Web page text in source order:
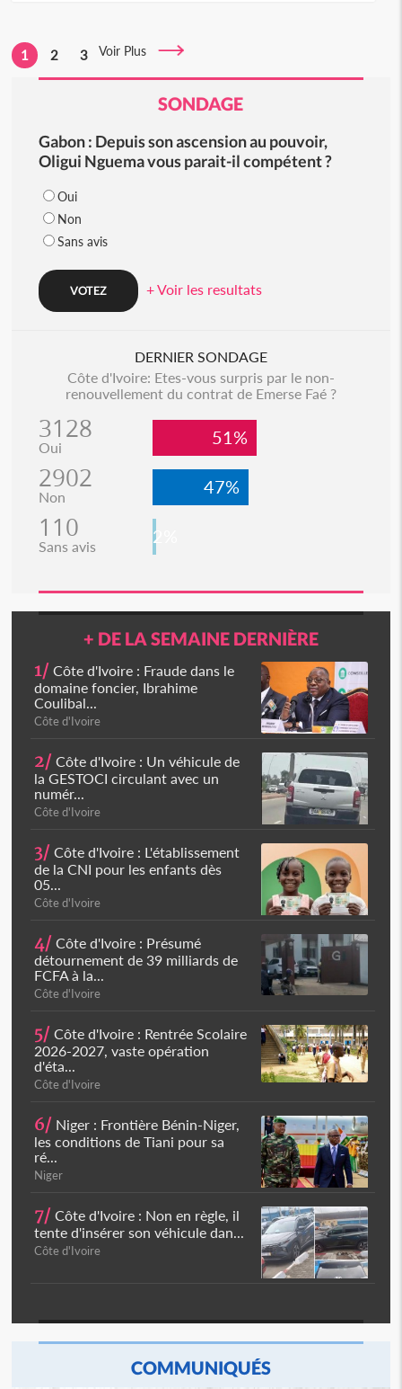
1 2 3 Voir Plus
SONDAGE
Gabon : Depuis son ascension au pouvoir,
Oligui Nguema vous parait-il compétent ?
Oui
Non
Sans avis
+ Voir les resultats
DERNIER SONDAGE
Côte d'Ivoire: Etes-vous surpris par le non-
renouvellement du contrat de Emerse Faé ?
3128
Oui 51%
2902
Non 47%
110
Sans avis 2%
+ DE LA SEMAINE DERNIÈRE
1/ Côte d'Ivoire : Fraude dans le
domaine foncier, Ibrahime
Coulibal...
Côte d'Ivoire
2/ Côte d'Ivoire : Un véhicule de
la GESTOCI circulant avec un
numér...
Côte d'Ivoire
3/ Côte d'Ivoire : L'établissement
de la CNI pour les enfants dès
05...
Côte d'Ivoire
4/ Côte d'Ivoire : Présumé
détournement de 39 milliards de
FCFA à la...
Côte d'Ivoire
5/ Côte d'Ivoire : Rentrée Scolaire
2026-2027, vaste opération
d'éta...
Côte d'Ivoire
6/ Niger : Frontière Bénin-Niger,
les conditions de Tiani pour sa
ré...
Niger
7/ Côte d'Ivoire : Non en règle, il
tente d'insérer son véhicule dan...
Côte d'Ivoire
COMMUNIQUÉS